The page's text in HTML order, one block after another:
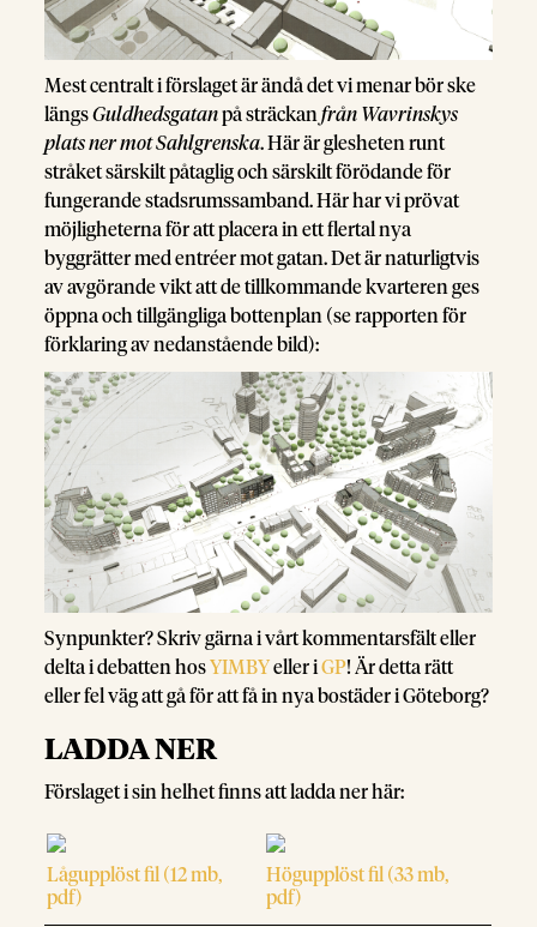
Mest centralt i förslaget är ändå det vi menar bör ske
längsGuldhedsgatanpå sträckanfrån Wavrinskys
plats ner mot Sahlgrenska. Här är glesheten runt
stråket särskilt påtaglig och särskilt förödande för
fungerande stadsrumssamband. Här har vi prövat
möjligheterna för att placera in ett flertal nya
byggrätter med entréer mot gatan. Det är naturligtvis
av avgörande vikt att de tillkommande kvarteren ges
öppna och tillgängliga bottenplan (se rapporten för
förklaring av nedanstående bild):
Synpunkter? Skriv gärna i vårt kommentarsfält eller
delta i debatten hos YIMBY eller iGP! Är detta rätt
eller fel väg att gå för att få in nya bostäder i Göteborg?
LADDA NER
Förslaget i sin helhet finns att ladda ner här:
Lågupplöst fil (12 mb,
pdf)
Högupplöst fil (33 mb,
pdf)